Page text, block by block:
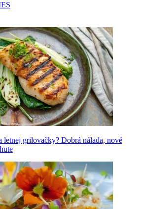
letnej grilovačky? Dobrá nálada, nové